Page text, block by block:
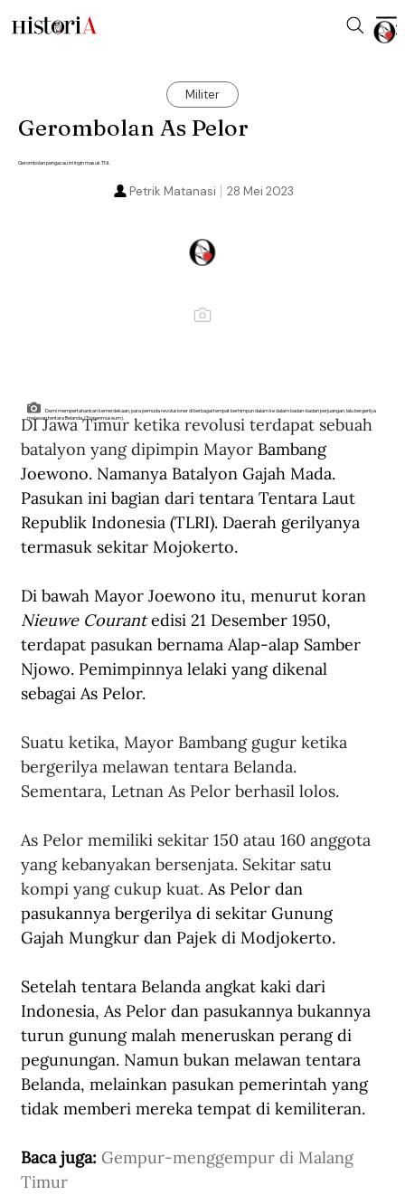
Militer
Gerombolan As Pelor
Gerombolan pengacau ini ingin masuk TNI.
28 Mei 2023
Petrik Matanasi
Demi mempertahankan kemerdekaan, para pemuda revolusioner di berbagai tempat berhimpun dalam ke dalam badan-badan perjuangan, lalu bergerilya
melawan tentara Belanda. (Tropenmuseum).
DI Jawa Timur ketika revolusi terdapat sebuah
batalyon yang dipimpin Mayor Bambang
Joewono. Namanya Batalyon Gajah Mada.
Pasukan ini bagian dari tentara Tentara Laut
Republik Indonesia (TLRI). Daerah gerilyanya
termasuk sekitar Mojokerto.
Di bawah Mayor Joewono itu, menurut koran
Nieuwe Courant edisi 21 Desember 1950,
terdapat pasukan bernama Alap-alap Samber
Njowo. Pemimpinnya lelaki yang dikenal
sebagai As Pelor.
Suatu ketika, Mayor Bambang gugur ketika
bergerilya melawan tentara Belanda.
Sementara, Letnan As Pelor berhasil lolos.
As Pelor memiliki sekitar 150 atau 160 anggota
yang kebanyakan bersenjata. Sekitar satu
kompi yang cukup kuat. As Pelor dan
pasukannya bergerilya di sekitar Gunung
Gajah Mungkur dan Pajek di Modjokerto.
Setelah tentara Belanda angkat kaki dari
Indonesia, As Pelor dan pasukannya bukannya
turun gunung malah meneruskan perang di
pegunungan. Namun bukan melawan tentara
Belanda, melainkan pasukan pemerintah yang
tidak memberi mereka tempat di kemiliteran.
Baca juga: Gempur-menggempur di Malang
Timur